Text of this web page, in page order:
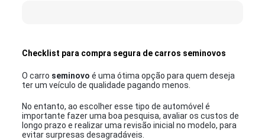
Checklist para compra segura de carros seminovos
O carro seminovo é uma ótima opção para quem deseja
ter um veículo de qualidade pagando menos.
No entanto, ao escolher esse tipo de automóvel é
importante fazer uma boa pesquisa, avaliar os custos de
longo prazo e realizar uma revisão inicial no modelo, para
evitar surpresas desagradáveis.